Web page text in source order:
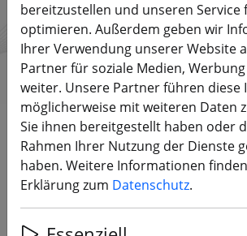
RadioMaster
Start Marken RadioMaster
DIREKT ZU DEN PRODUKTEN
bereitzustellen und unseren Service
optimieren. Außerdem geben wir
Ihrer Verwendung unserer Website
Partner für soziale Medien,
weiter. Unsere Partner führen diese
möglicherweise mit weiteren Daten
Sie ihnen bereitgestellt haben oder
Rahmen Ihrer Nutzung der Dienste
haben. Weitere Informationen
Erklärung zum Datenschutz.